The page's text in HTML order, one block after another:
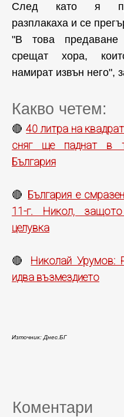
След като я
разплакаха и се
"В това
срещат хора,
намират извън него",
Какво четем:
🔴40 литра на
сняг ще паднат в
България
🔴
България е
11-г. Никол,
целувка
🔴 Николай Урумов:
идва възмездието
Източник: Днес.БГ
Коментари